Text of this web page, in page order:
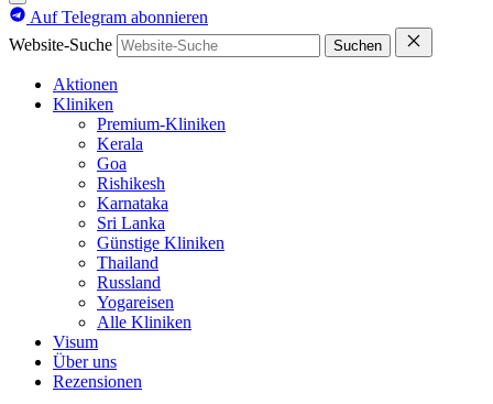
Auf Telegram abonnieren
Website-Suche
Suchen
Aktionen
Kliniken
Premium-Kliniken
Kerala
Goa
Rishikesh
Karnataka
Sri Lanka
Günstige Kliniken
Thailand
Russland
Yogareisen
Alle Kliniken
Visum
Über uns
Rezensionen